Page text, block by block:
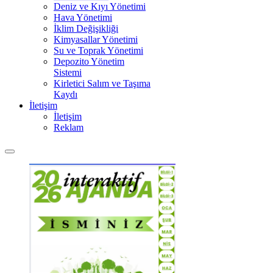
Deniz ve Kıyı Yönetimi
Hava Yönetimi
İklim Değişikliği
Kimyasallar Yönetimi
Su ve Toprak Yönetimi
Depozito Yönetim
Sistemi
Kirletici Salım ve Taşıma
Kaydı
İletişim
İletişim
Reklam